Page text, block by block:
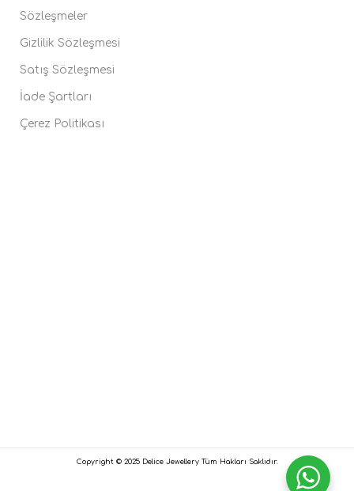
Sözleşmeler
Gizlilik Sözleşmesi
Satış Sözleşmesi
İade Şartları
Çerez Politikası
Copyright © 2025 Delice Jewellery Tüm Hakları Saklıdır.